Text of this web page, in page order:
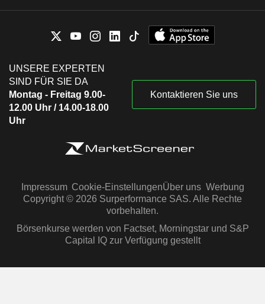
UNSERE EXPERTEN
SIND FÜR SIE DA
Montag - Freitag 9.00-
12.00 Uhr / 14.00-18.00
Uhr
Kontaktieren Sie uns
Impressum Cookie-EinstellungenÜber uns Werbung
Copyright © 2026 Surperformance SAS. Alle Rechte
vorbehalten.
Börsenkurse werden von Factset, Morningstar und S&P
Capital IQ zur Verfügung gestellt